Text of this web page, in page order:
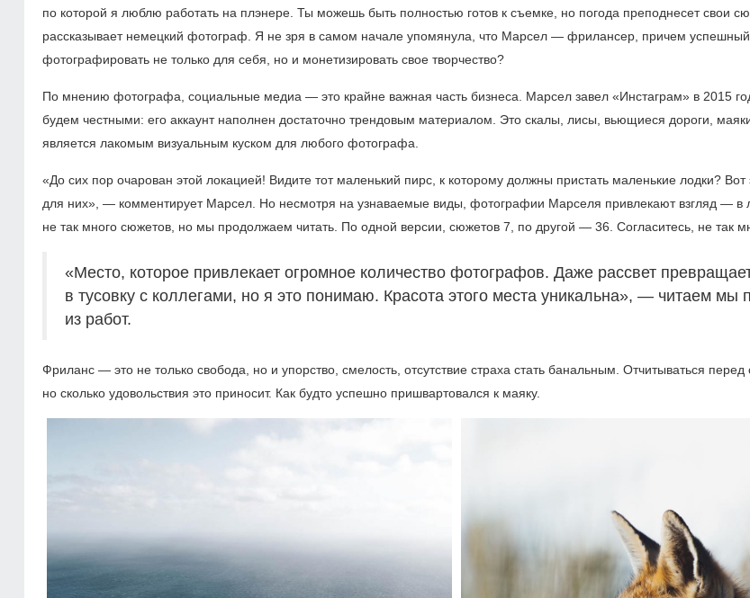
по которой я люблю работать на плэнере. Ты можешь быть полностью готов к съемке, но погода преподнесет свои
рассказывает немецкий фотограф. Я не зря в самом начале упомянула, что Марсел — фрилансер, причем
фотографировать не только для себя, но и монетизировать свое творчество?
По мнению фотографа, социальные медиа — это крайне важная часть бизнеса. Марсел завел «Инстаграм» в 2015
будем честными: его аккаунт наполнен достаточно трендовым материалом. Это скалы, лисы, вьющиеся дороги,
является лакомым визуальным куском для любого фотографа.
«До сих пор очарован этой локацией! Видите тот маленький пирс, к которому должны пристать маленькие лодки?
для них», — комментирует Марсел. Но несмотря на узнаваемые виды, фотографии Марселя привлекают взгляд — в
не так много сюжетов, но мы продолжаем читать. По одной версии, сюжетов 7, по другой — 36. Согласитесь, не так
«Место, которое привлекает огромное количество фотографов. Даже рассвет
в тусовку с коллегами, но я это понимаю. Красота этого места уникальна», — читаем мы
из работ.
Фриланс — это не только свобода, но и упорство, смелость, отсутствие страха стать банальным. Отчитываться перед
но сколько удовольствия это приносит. Как будто успешно пришвартовался к маяку.